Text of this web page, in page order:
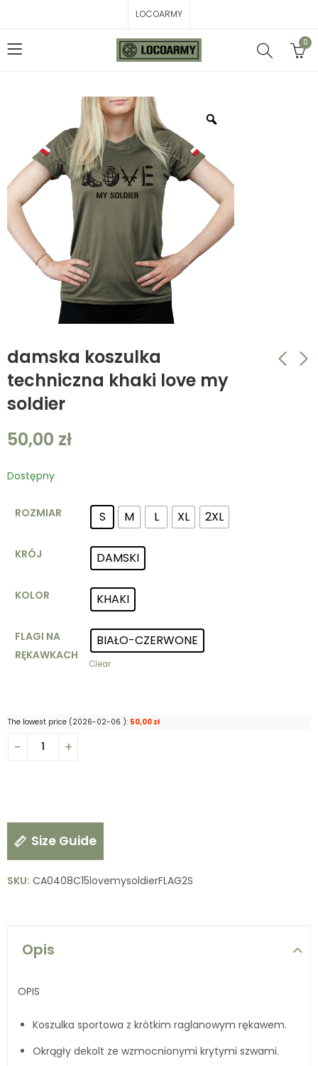
LOCOARMY
0
damska koszulka
techniczna khaki love my
soldier
50,00 zł
Dostępny
ROZMIAR S M L XL 2XL
KRÓJ DAMSKI
KOLOR KHAKI
FLAGI NA
RĘKAWKACH
BIAŁO-CZERWONE
Clear
The lowest price (2026-02-06 ): 50,00 zł
Size Guide
SKU: CA0408C15lovemysoldierFLAG2S
Opis
OPIS
Koszulka sportowa z krótkim raglanowym rękawem.
Okrągły dekolt ze wzmocnionymi krytymi szwami.